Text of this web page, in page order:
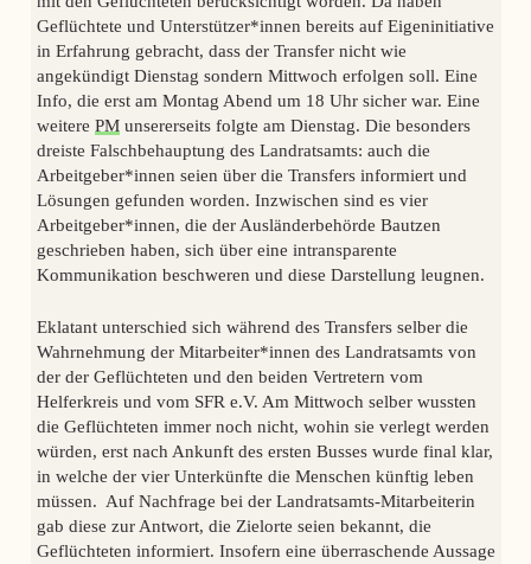
Geflüchtete und Unterstützer*innen bereits auf Eigeninitiative
in Erfahrung gebracht, dass der Transfer nicht wie
angekündigt Dienstag sondern Mittwoch erfolgen soll. Eine
Info, die erst am Montag Abend um 18 Uhr sicher war. Eine
weitere PMunsererseits folgte am Dienstag. Die besonders
dreiste Falschbehauptung des Landratsamts: auch die
Arbeitgeber*innen seien über die Transfers informiert und
Lösungen gefunden worden. Inzwischen sind es vier
Arbeitgeber*innen, die der Ausländerbehörde Bautzen
geschrieben haben, sich über eine intransparente
Kommunikation beschweren und diese Darstellung leugnen.
Eklatant unterschied sich während des Transfers selber die
Wahrnehmung der Mitarbeiter*innen des Landratsamts von
der der Geflüchteten und den beiden Vertretern vom
Helferkreis und vom SFR e.V. Am Mittwoch selber wussten
die Geflüchteten immer noch nicht, wohin sie verlegt werden
würden, erst nach Ankunft des ersten Busses wurde final klar,
in welche der vier Unterkünfte die Menschen künftig leben
müssen. Auf Nachfrage bei der Landratsamts-Mitarbeiterin
gab diese zur Antwort, die Zielorte seien bekannt, die
Geflüchteten informiert. Insofern eine überraschende Aussage